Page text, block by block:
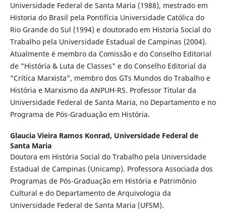
Universidade Federal de Santa Maria (1988), mestrado em
Historia do Brasil pela Pontifícia Universidade Católica do
Rio Grande do Sul (1994) e doutorado em Historia Social do
Trabalho pela Universidade Estadual de Campinas (2004).
Atualmente é membro da Comissão e do Conselho Editorial
de "História & Luta de Classes" e do Conselho Editorial da
"Crítica Marxista", membro dos GTs Mundos do Trabalho e
História e Marxismo da ANPUH-RS. Professor Titular da
Universidade Federal de Santa Maria, no Departamento e no
Programa de Pós-Graduação em História.
Glaucia Vieira Ramos Konrad, Universidade Federal de
Santa Maria
Doutora em História Social do Trabalho pela Universidade
Estadual de Campinas (Unicamp). Professora Associada dos
Programas de Pós-Graduação em História e Patrimônio
Cultural e do Departamento de Arquivologia da
Universidade Federal de Santa Maria (UFSM).